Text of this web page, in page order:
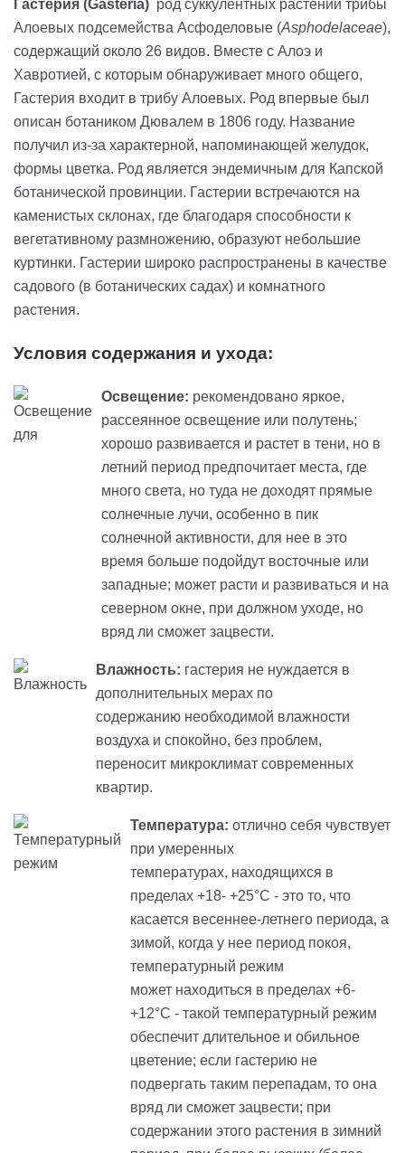
Гастерия (Gasteria) род суккулентных растений трибы
Алоевых подсемейства Асфоделовые (Asphodelaceae),
содержащий около 26 видов. Вместе с Алоэ и
Хавротией, с которым обнаруживает много общего,
Гастерия входит в трибу Алоевых. Род впервые был
описан ботаником Дювалем в 1806 году. Название
получил из-за характерной, напоминающей желудок,
формы цветка. Род является эндемичным для Капской
ботанической провинции. Гастерии встречаются на
каменистых склонах, где благодаря способности к
вегетативному размножению, образуют небольшие
куртинки. Гастерии широко распространены в качестве
садового (в ботанических садах) и комнатного
растения.
Условия содержания и ухода:
Освещение: рекомендовано яркое,
рассеянное освещение или полутень;
хорошо развивается и растет в тени, но в
летний период предпочитает места, где
много света, но туда не доходят прямые
солнечные лучи, особенно в пик
солнечной активности, для нее в это
время больше подойдут восточные или
западные; может расти и развиваться и на
северном окне, при должном уходе, но
вряд ли сможет зацвести.
Влажность: гастерия не нуждается в
дополнительных мерах по
содержанию необходимой влажности
воздуха и спокойно, без проблем,
переносит микроклимат современных
квартир.
Температура: отлично себя чувствует
при умеренных
температурах, находящихся в
пределах +18- +25°С - это то, что
касается весеннее-летнего периода, а
зимой, когда у нее период покоя,
температурный режим
может находиться в пределах +6-
+12°С - такой температурный режим
обеспечит длительное и обильное
цветение; если гастерию не
подвергать таким перепадам, то она
вряд ли сможет зацвести; при
содержании этого растения в зимний